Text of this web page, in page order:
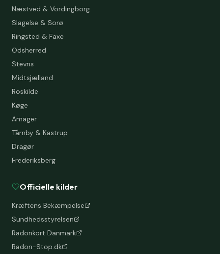
Næstved & Vordingborg
Slagelse & Sorø
Ringsted & Faxe
Odsherred
Stevns
Midtsjælland
Roskilde
Køge
Amager
Tårnby & Kastrup
Dragør
Frederiksberg
Officielle kilder
Kræftens Bekæmpelse
Sundhedsstyrelsen
Radonkort Danmark
Radon-Stop.dk